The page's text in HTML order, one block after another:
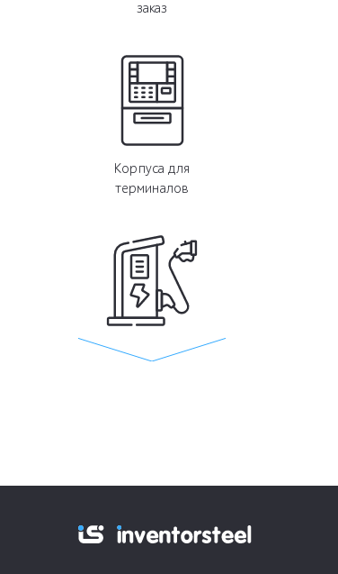
заказ
Корпуса для
терминалов
Корпуса для
Корпуса для автомоек